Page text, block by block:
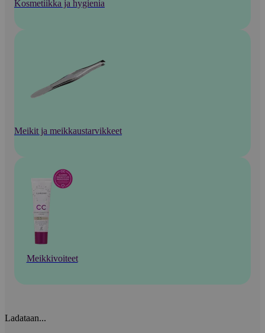
Kosmetiikka ja hygienia
Meikit ja meikkaustarvikkeet
Meikkivoiteet
Ladataan...